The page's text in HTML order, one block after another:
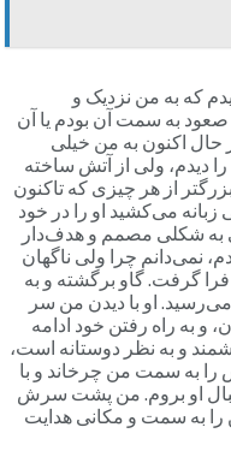
که به من نزدیک‌ و
به سمت آن بودم یا آن
حال اکنون به من خیلی
دیدم، ولی از آتش ساخته
از هر چیزی که تاکنون
می‌کشید او را در خود
به شکلی مصمم و هدف‌دار
نمی‌دانم چرا ولی ناگهان
گرفت. گاو برگشته و به
می‌رسید. او با دیدن من سر
و به راه رفتن خود ادامه
و به نظر دوستانه است،
را به سمت من چرخاند و با
او بروم. من پشت سرش
به سمت و مکانی هدایت